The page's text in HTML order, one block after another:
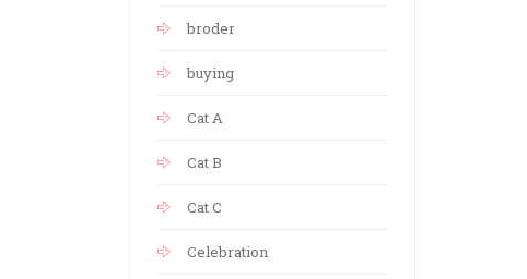
broder
buying
Cat A
Cat B
Cat C
Celebration